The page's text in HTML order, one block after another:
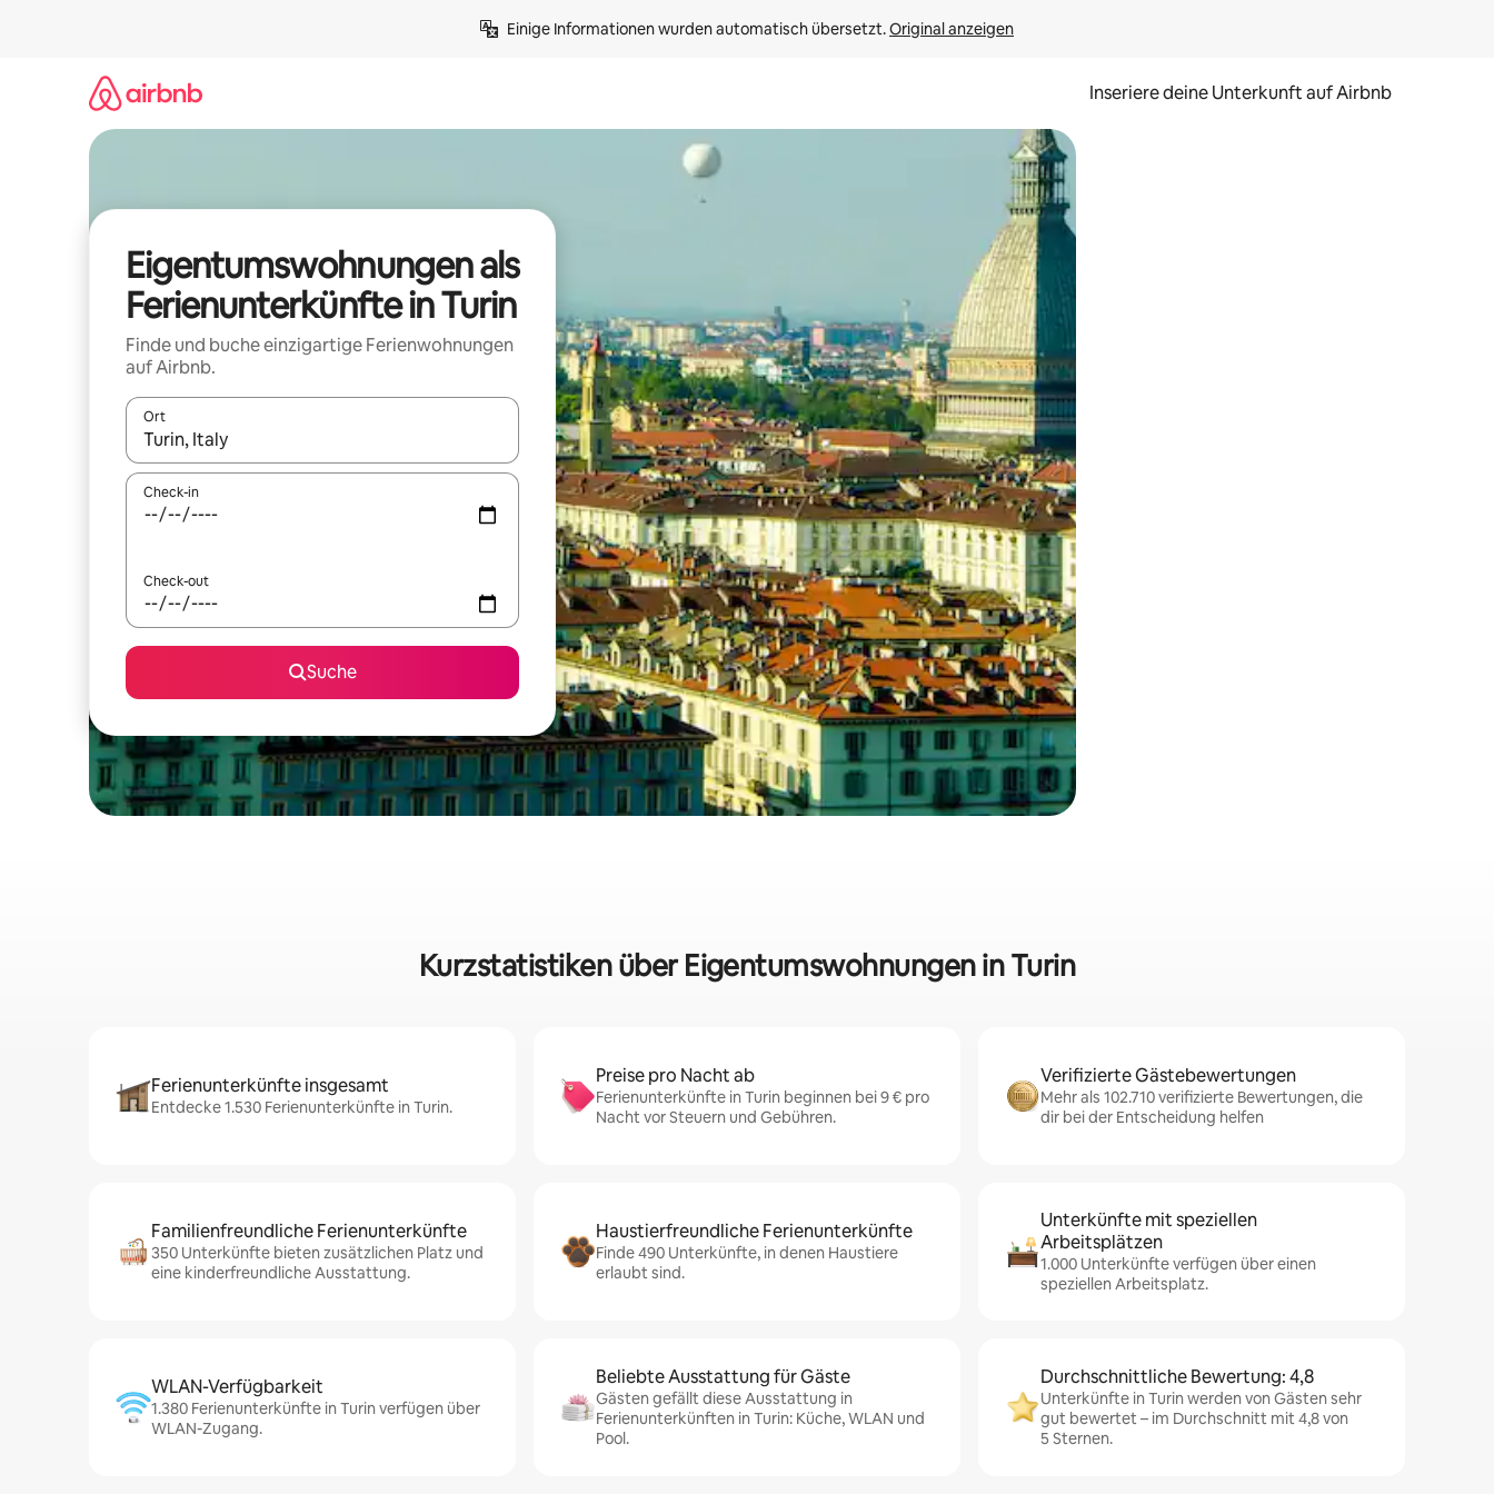
Einige Informationen wurden automatisch übersetzt. Original anzeigen
Inseriere deine Unterkunft auf Airbnb
Eigentumswohnungen als
Ferienunterkünfte in Turin
Finde und buche einzigartige Ferienwohnungen
auf Airbnb.
Ort
Wenn Ergebnisse verfügbar sind, navigiere mit den Pfeiltasten nach oben und unten oder erkunde die Ergebnisse durch Berühren oder Wischgesten.
Check-in
Check-out
Suche
Kurzstatistiken über Eigentumswohnungen in Turin
Ferienunterkünfte insgesamt
Entdecke 1.530 Ferienunterkünfte in Turin.
Preise pro Nacht ab
Ferienunterkünfte in Turin beginnen bei 9 € pro
Nacht vor Steuern und Gebühren.
Verifizierte Gästebewertungen
Mehr als 102.710 verifizierte Bewertungen, die
dir bei der Entscheidung helfen
Familienfreundliche Ferienunterkünfte
350 Unterkünfte bieten zusätzlichen Platz und
eine kinderfreundliche Ausstattung.
Haustierfreundliche Ferienunterkünfte
Finde 490 Unterkünfte, in denen Haustiere
erlaubt sind.
Unterkünfte mit speziellen
Arbeitsplätzen
1.000 Unterkünfte verfügen über einen
speziellen Arbeitsplatz.
WLAN-Verfügbarkeit
1.380 Ferienunterkünfte in Turin verfügen über
WLAN-Zugang.
Beliebte Ausstattung für Gäste
Gästen gefällt diese Ausstattung in
Ferienunterkünften in Turin: Küche, WLAN und
Pool.
Durchschnittliche Bewertung: 4,8
Unterkünfte in Turin werden von Gästen sehr
gut bewertet – im Durchschnitt mit 4,8 von
5 Sternen.